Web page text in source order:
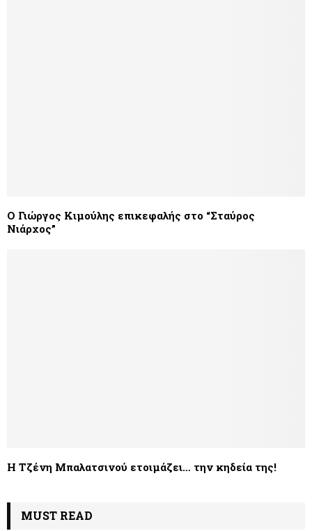
Ο Γιώργος Κιμούλης επικεφαλής στο “Σταύρος
Νιάρχος”
Η Τζένη Μπαλατσινού ετοιμάζει… την κηδεία της!
MUST READ